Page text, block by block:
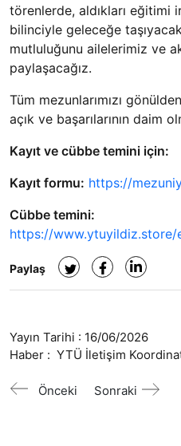
törenlerde, aldıkları eğitimi
bilinciyle geleceğe taşıyacak
mutluluğunu ailelerimiz ve
paylaşacağız.
Tüm mezunlarımızı
açık ve başarılarının daim
Kayıt ve cübbe temini için:
Kayıt formu: https://
Cübbe temini:
https://www.ytuyildiz.store/
Paylaş
Yayın Tarihi : 16/06/2026
Haber : YTÜ İletişim
Önceki Sonraki